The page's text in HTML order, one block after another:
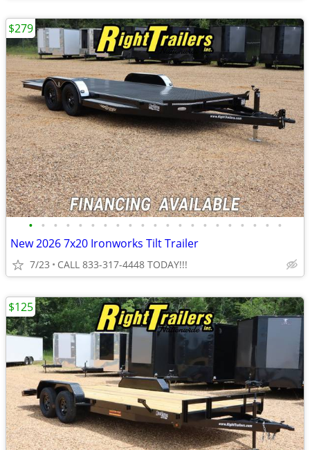
• • • • • • • • • • • • • • • • • • • • •
New 2026 7x20 Ironworks Tilt Trailer
7/23 CALL 833-317-4448 TODAY!!!
$279
$125